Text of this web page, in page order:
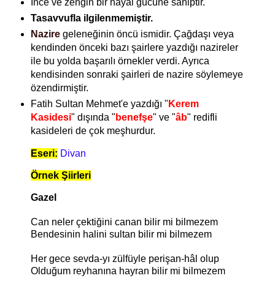
İnce ve zengin bir hayal gücüne sahiptir.
Tasavvufla ilgilenmemiştir.
Naziregeleneğinin öncü ismidir. Çağdaşı veya
kendinden önceki bazı şairlere yazdığı nazireler
ile bu yolda başarılı örnekler verdi. Ayrıca
kendisinden sonraki şairleri de nazire söylemeye
özendirmiştir.
Fatih Sultan Mehmet'e yazdığı " Kerem
Kasidesi" dışında " benefşe" ve "âb" redifli
kasideleri de çok meşhurdur.
Eseri: Divan
Örnek Şiirleri
Gazel
Can neler çektiğini canan bilir mi bilmezem
Bendesinin halini sultan bilir mi bilmezem
Her gece sevda-yı zülfüyle perişan-hâl olup
Olduğum reyhanına hayran bilir mi bilmezem